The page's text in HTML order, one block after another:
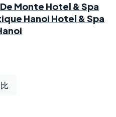
Monte Hotel & Spa
Hanoi Hotel & Spa